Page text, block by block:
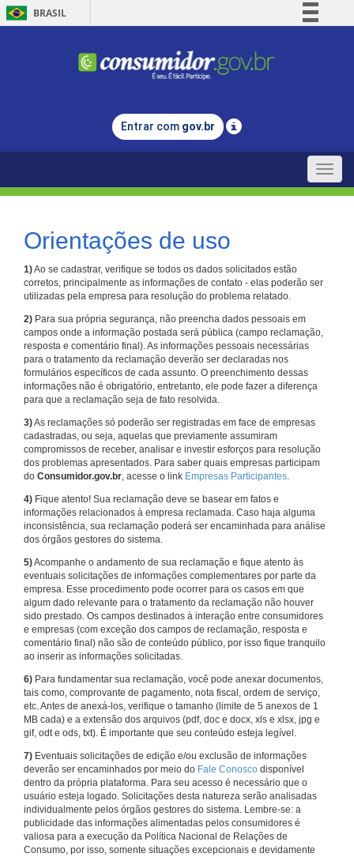
BRASIL
Comunica BR
Legislação
Entrar com gov.br
Toggle
Orientações de uso
1)Ao se cadastrar, verifique se todos os dados solicitados estão
corretos, principalmente as informações de contato - elas poderão ser
utilizadas pela empresa para resolução do problema relatado.
2) Para sua própria segurança, não preencha dados pessoais em
campos onde a informação postada será pública (campo reclamação,
resposta e comentário final). As informações pessoais necessárias
para o tratamento da reclamação deverão ser declaradas nos
formulários específicos de cada assunto. O preenchimento dessas
informações não é obrigatório, entretanto, ele pode fazer a diferença
para que a reclamação seja de fato resolvida.
3)As reclamações só poderão ser registradas em face de empresas
cadastradas, ou seja, aquelas que previamente assumiram
compromissos de receber, analisar e investir esforços para resolução
dos problemas apresentados. Para saber quais empresas participam
do Consumidor.gov.br, acesse o link Empresas Participantes.
4) Fique atento! Sua reclamação deve se basear em fatos e
informações relacionados à empresa reclamada. Caso haja alguma
inconsistência, sua reclamação poderá ser encaminhada para análise
dos órgãos gestores do sistema.
5)Acompanhe o andamento de sua reclamação e fique atento às
eventuais solicitações de informações complementares por parte da
empresa. Esse procedimento pode ocorrer para os casos em que
algum dado relevante para o tratamento da reclamação não houver
sido prestado. Os campos destinados à interação entre consumidores
e empresas (com exceção dos campos de reclamação, resposta e
comentário final) não são de conteúdo público, por isso fique tranquilo
ao inserir as informações solicitadas.
6) Para fundamentar sua reclamação, você pode anexar documentos,
tais como, comprovante de pagamento, nota fiscal, ordem de serviço,
etc. Antes de anexá-los, verifique o tamanho (limite de 5 anexos de 1
MB cada) e a extensão dos arquivos (pdf, doc e docx, xls e xlsx, jpg e
gif, odt e ods, txt). É importante que seu conteúdo esteja legível.
7) Eventuais solicitações de edição e/ou exclusão de informações
deverão ser encaminhados por meio do Fale Conosco disponível
dentro da própria plataforma. Para seu acesso é necessário que o
usuário esteja logado. Solicitações desta natureza serão analisadas
individualmente pelos órgãos gestores do sistema. Lembre-se: a
publicidade das informações alimentadas pelos consumidores é
valiosa para a execução da Política Nacional de Relações de
Consumo, por isso, somente situações excepcionais e devidamente